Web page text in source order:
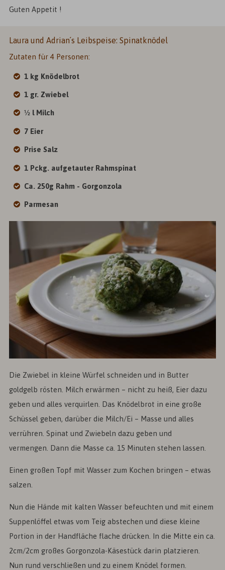
Guten Appetit !
Laura und Adrian´s Leibspeise: Spinatknödel
Zutaten für 4 Personen:
1 kg Knödelbrot
1 gr. Zwiebel
½ l Milch
7 Eier
Prise Salz
1 Pckg. aufgetauter Rahmspinat
Ca. 250g Rahm - Gorgonzola
Parmesan
Die Zwiebel in kleine Würfel schneiden und in Butter
goldgelb rösten. Milch erwärmen – nicht zu heiß, Eier dazu
geben und alles verquirlen. Das Knödelbrot in eine große
Schüssel geben, darüber die Milch/Ei – Masse und alles
verrühren. Spinat und Zwiebeln dazu geben und
vermengen. Dann die Masse ca. 15 Minuten stehen lassen.
Einen großen Topf mit Wasser zum Kochen bringen – etwas
salzen.
Nun die Hände mit kalten Wasser befeuchten und mit einem
Suppenlöffel etwas vom Teig abstechen und diese kleine
Portion in der Handfläche flache drücken. In die Mitte ein ca.
2cm/2cm großes Gorgonzola-Käsestück darin platzieren.
Nun rund verschließen und zu einem Knödel formen.